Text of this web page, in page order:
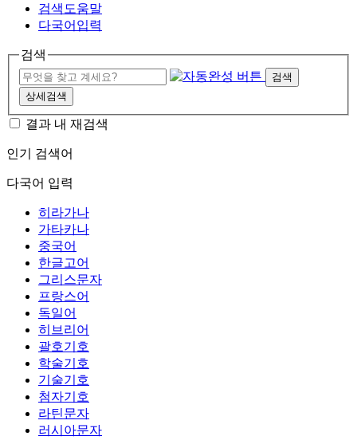
검색도움말
다국어입력
검색
검색
상세검색
결과 내 재검색
인기 검색어
다국어 입력
히라가나
가타카나
중국어
한글고어
그리스문자
프랑스어
독일어
히브리어
괄호기호
학술기호
기술기호
첨자기호
라틴문자
러시아문자